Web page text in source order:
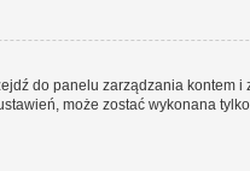
do panelu zarządzania kontem
może zostać wykonana